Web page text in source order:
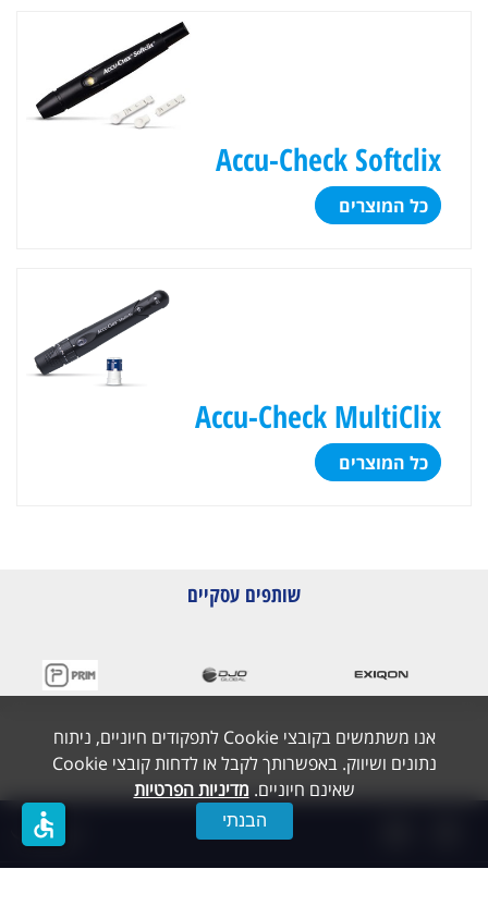
אנו משתמשים בקובצי Cookie לתפקודים חיוניים, ניתוח
נתונים ושיווק. באפשרותך לקבל או לדחות קובצי Cookie
שאינם חיוניים. מדיניות הפרטיות
הבנתי
Accu-Check Softclix
כל המוצרים
Accu-Check MultiClix
כל המוצרים
שותפים עסקיים
accessible